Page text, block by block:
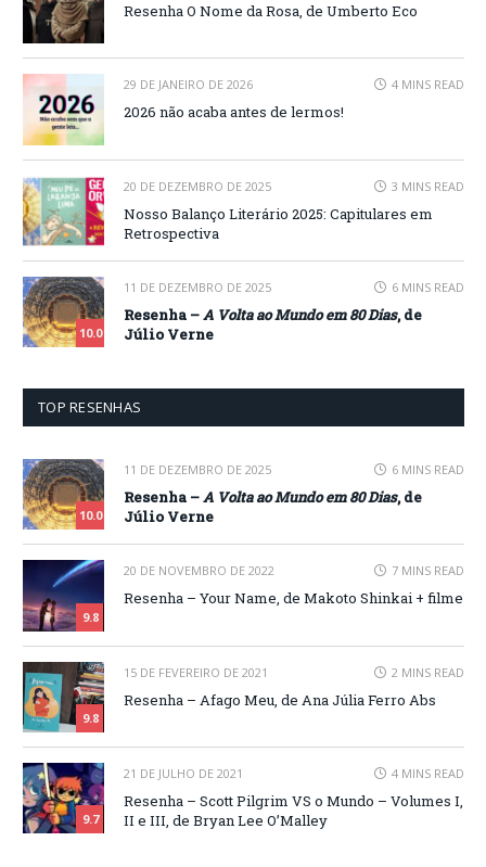
Resenha O Nome da Rosa, de Umberto Eco
29 DE JANEIRO DE 2026 4 MINS READ
2026 não acaba antes de lermos!
20 DE DEZEMBRO DE 2025 3 MINS READ
Nosso Balanço Literário 2025: Capitulares em
Retrospectiva
10.0
11 DE DEZEMBRO DE 2025 6 MINS READ
Resenha –A Volta ao Mundo em 80 Dias, de
Júlio Verne
TOP RESENHAS
10.0
11 DE DEZEMBRO DE 2025 6 MINS READ
Resenha –A Volta ao Mundo em 80 Dias, de
Júlio Verne
9.8
20 DE NOVEMBRO DE 2022 7 MINS READ
Resenha – Your Name, de Makoto Shinkai + filme
9.8
15 DE FEVEREIRO DE 2021 2 MINS READ
Resenha – Afago Meu, de Ana Júlia Ferro Abs
9.7
21 DE JULHO DE 2021 4 MINS READ
Resenha – Scott Pilgrim VS o Mundo – Volumes I,
II e III, de Bryan Lee O’Malley